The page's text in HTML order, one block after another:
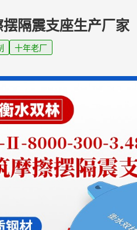
隔震支座生产厂家
十年老厂